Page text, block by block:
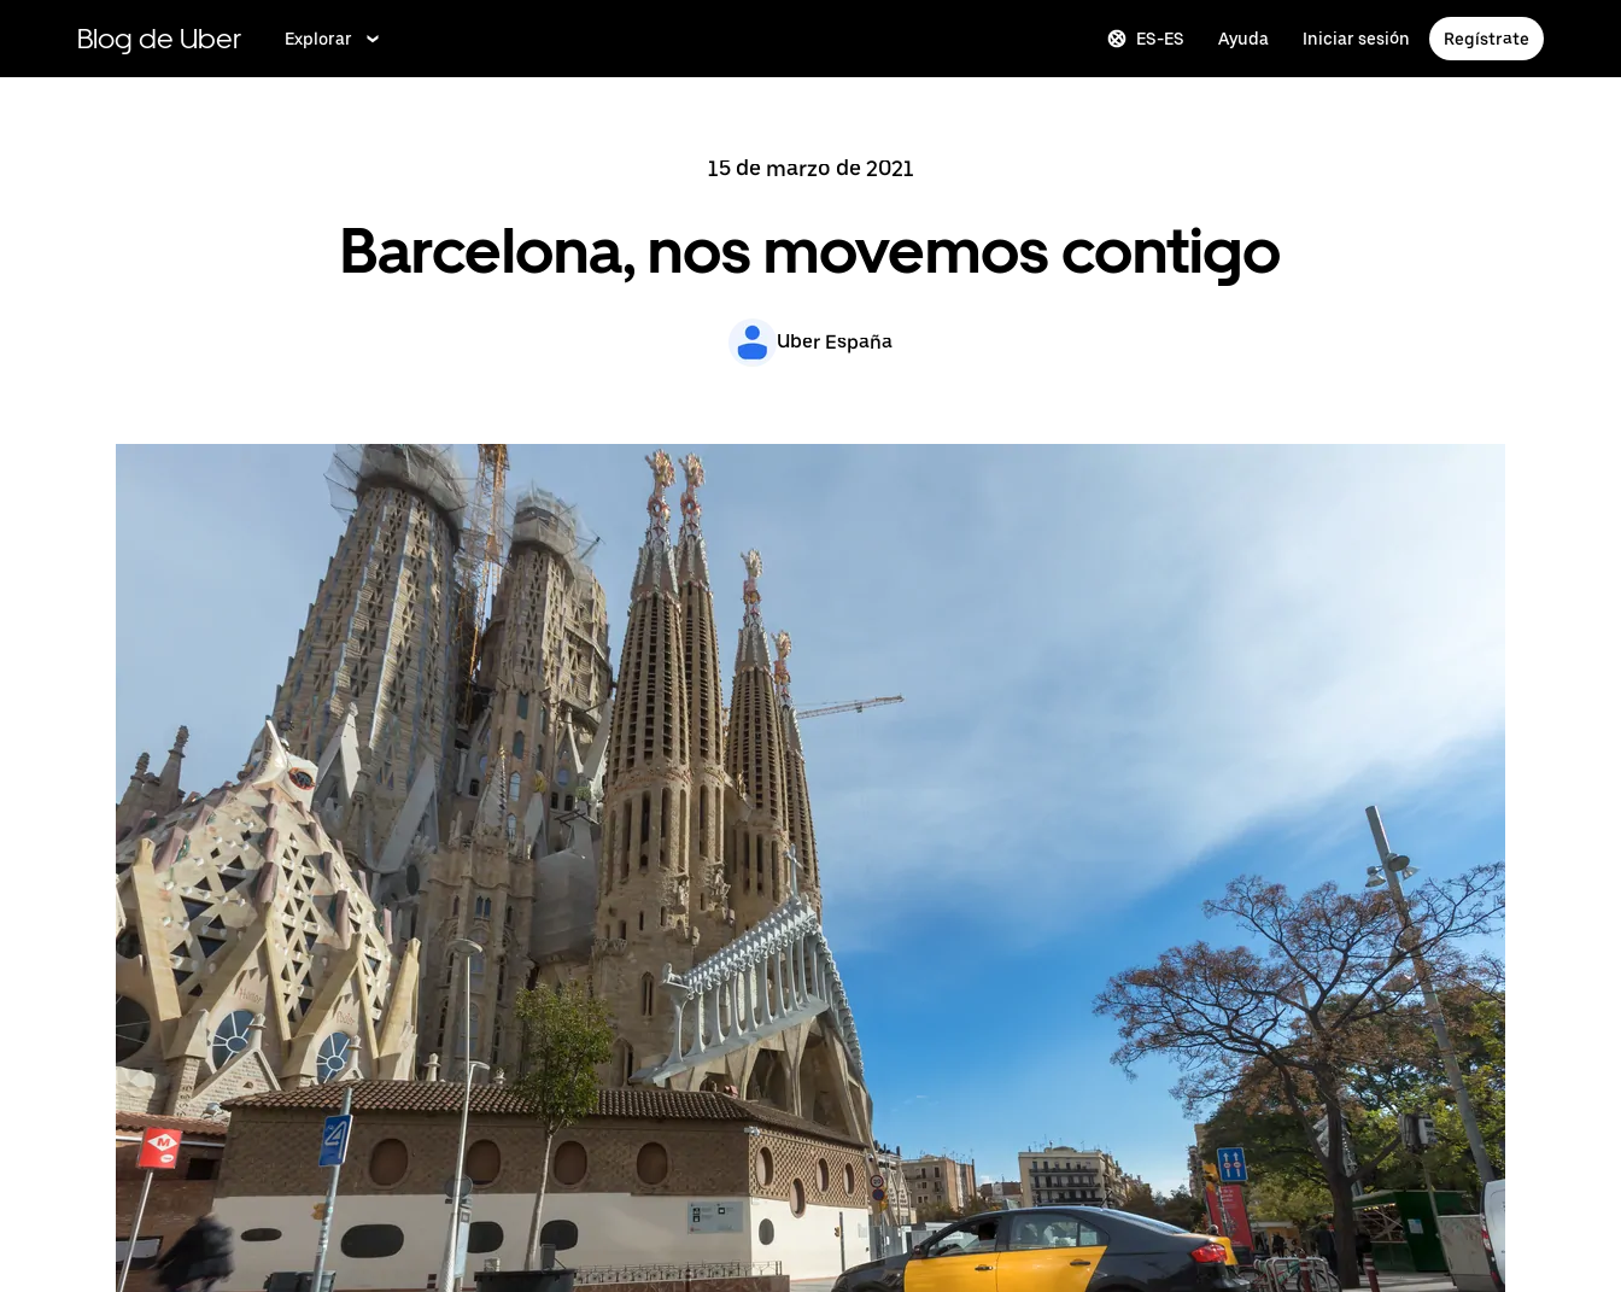
contenido
principal
Blog de Uber Explorar ES-ES Ayuda Iniciar sesión Regístrate
15 de marzo de 2021
Barcelona, nos movemos contigo
Uber España